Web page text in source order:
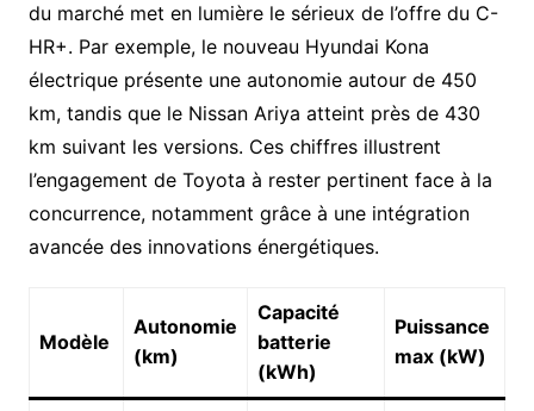
du marché met en lumière le sérieux de l’offre du C-
HR+. Par exemple, le nouveau Hyundai Kona
électrique présente une autonomie autour de 450
km, tandis que le Nissan Ariya atteint près de 430
km suivant les versions. Ces chiffres illustrent
l’engagement de Toyota à rester pertinent face à la
concurrence, notamment grâce à une intégration
avancée des innovations énergétiques.
Modèle
Autonomie
(km)
Capacité
batterie
(kWh)
Puissance
max (kW)